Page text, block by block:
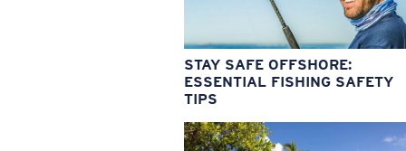
STAY SAFE OFFSHORE:
ESSENTIAL FISHING SAFETY
TIPS